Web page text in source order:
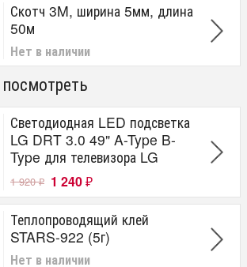
Скотч 3M, ширина 5мм, длина
50м
Нет в наличии
Светодиодная LED подсветка
LG DRT 3.0 49" A-Type B-
Type для телевизора LG
1 920₽ 1 240 ₽
Теплопроводящий клей
STARS-922 (5г)
Нет в наличии